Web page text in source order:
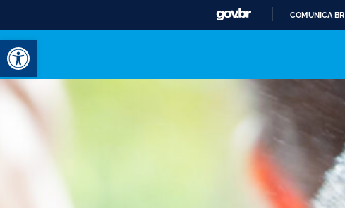
Abrir a barra de ferramentas
COMUNICA BR